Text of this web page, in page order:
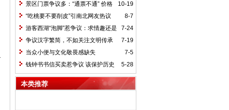
10-19
景区门票争议多：“通票不通” 价格
随意上涨
8-7
“吃桃要不要削皮”引南北网友热议
7-24
游客西湖“泡脚”惹争议：求情趣还是
低素质？
7-19
争议汉字繁简，不如关注文明传承
7-5
当众小便与文化敬畏感缺失
5-28
钱钟书书信买卖惹争议 该保护历史
还是该保护隐私?
本类推荐